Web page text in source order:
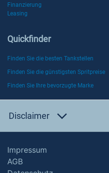
Finanzierung
Leasing
Quickfinder
Finden Sie die besten Tankstellen
Finden Sie die günstigsten Spritpreise
Finden Sie Ihre bevorzugte Marke
Disclaimer
Impressum
AGB